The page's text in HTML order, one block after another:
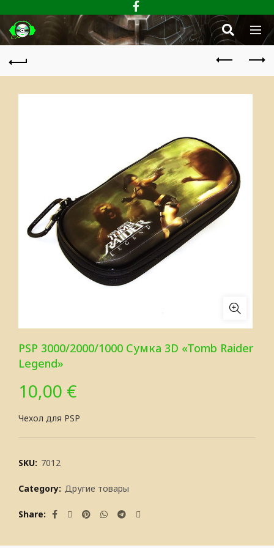
PSP 3000/2000/1000 Сумка 3D «Tomb Raider
Legend»
10,00 €
Чехол для PSP
SKU: 7012
Category: Другие товары
Share